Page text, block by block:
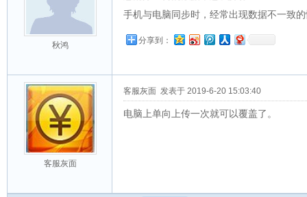
秋鸿
手机与电脑同步时，经常出现数据不一致
分享到：
客服灰面
客服灰面 发表于 2019-6-20 15:03:40
电脑上单向上传一次就可以覆盖了。